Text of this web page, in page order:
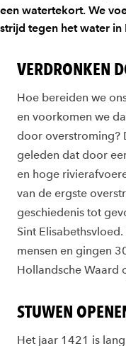
een watertekort. We
strijd tegen het water in
VERDRONKEN
Hoe bereiden we
en voorkomen we
door overstroming?
geleden dat door
en hoge
van de ergste
geschiedenis tot
Sint
mensen en gingen
Hollandsche Waard
STUWEN
Het jaar 1421 is